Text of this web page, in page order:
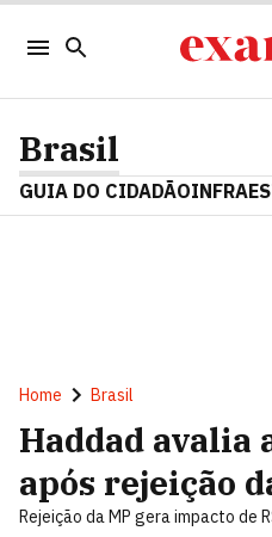
Brasil
GUIA DO CIDADÃO
Home Brasil
Haddad avalia
após rejeição
Rejeição da MP gera impacto de